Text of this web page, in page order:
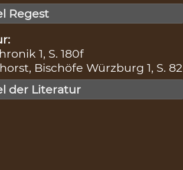
Regest
1, S. 180f
Bischöfe Würzburg 1, S. 82
der Literatur